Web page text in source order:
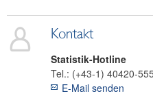
Gesamtwirtschaftliche
Klassifikationen
SDDS Plus
Kontakt
Statistik-Hotline
Tel.: (+43-1) 40420-
E-Mail senden